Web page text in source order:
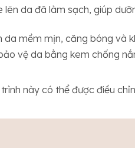
da đã làm sạch, giúp
da mềm mịn, căng bóng và
vệ da bằng kem chống
này có thể được điều